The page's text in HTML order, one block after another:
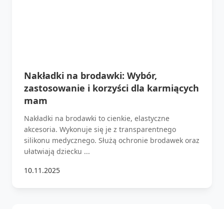
Nakładki na brodawki: Wybór,
zastosowanie i korzyści dla karmiących
mam
Nakładki na brodawki to cienkie, elastyczne
akcesoria. Wykonuje się je z transparentnego
silikonu medycznego. Służą ochronie brodawek oraz
ułatwiają dziecku ...
10.11.2025